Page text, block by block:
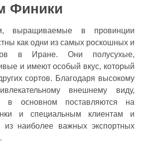
Финики
выращиваемые в провинции
как одни из самых роскошных и
в Иране. Они полусухые,
и имеют особый вкус, который
сортов. Благодаря высокому
внешнему виду,
в основном поставляются на
и специальным клиентам и
из наиболее важных экспортных